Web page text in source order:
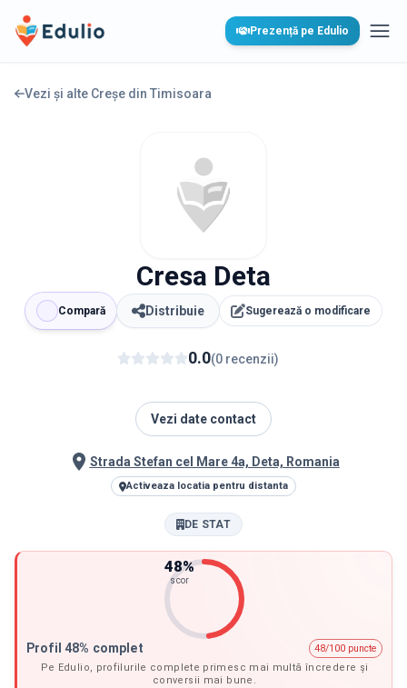
Edulio Prezență pe Edulio
Vezi și alte Creșe din Timisoara
Cresa Deta
Compară Distribuie Sugerează o modificare
0.0(0 recenzii)
Vezi date contact
Strada Stefan cel Mare 4a, Deta, Romania
Activeaza locatia pentru distanta
DE STAT
48%
scor
Profil 48% complet
48/100 puncte
Pe Edulio, profilurile complete primesc mai multă încredere și
conversii mai bune.